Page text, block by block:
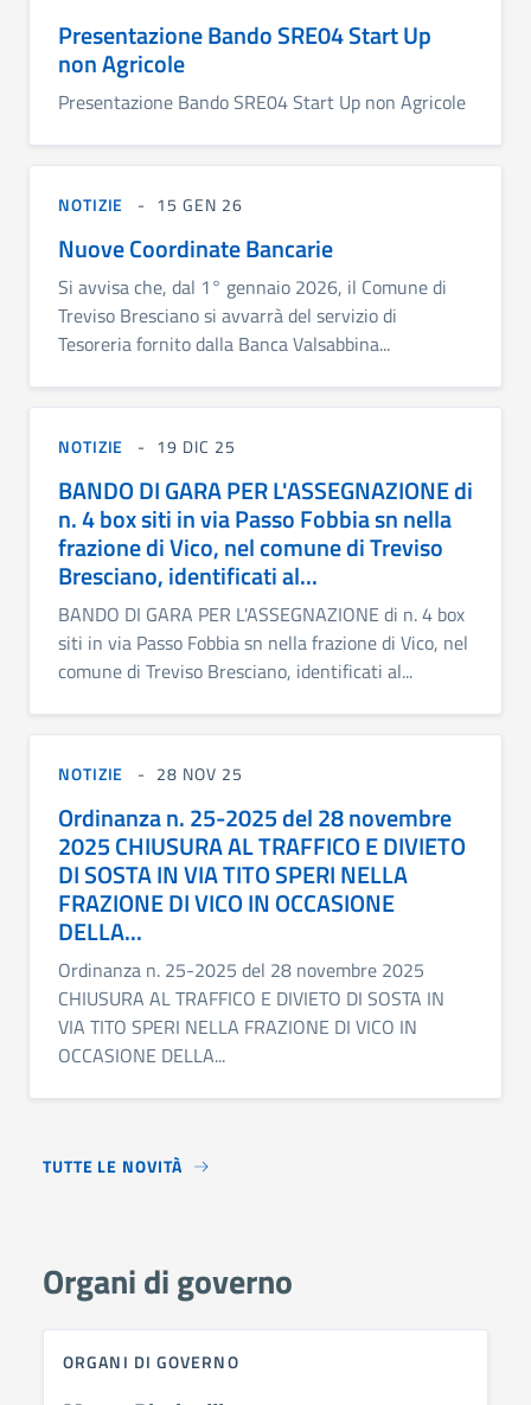
Presentazione Bando SRE04 Start Up
non Agricole
Presentazione Bando SRE04 Start Up non Agricole
NOTIZIE 15 GEN 26
Nuove Coordinate Bancarie
Si avvisa che, dal 1° gennaio 2026, il Comune di
Treviso Bresciano si avvarrà del servizio di
Tesoreria fornito dalla Banca Valsabbina...
NOTIZIE 19 DIC 25
BANDO DI GARA PER L'ASSEGNAZIONE di
n. 4 box siti in via Passo Fobbia sn nella
frazione di Vico, nel comune di Treviso
Bresciano, identificati al...
BANDO DI GARA PER L'ASSEGNAZIONE di n. 4 box
siti in via Passo Fobbia sn nella frazione di Vico, nel
comune di Treviso Bresciano, identificati al...
NOTIZIE 28 NOV 25
Ordinanza n. 25-2025 del 28 novembre
2025 CHIUSURA AL TRAFFICO E DIVIETO
DI SOSTA IN VIA TITO SPERI NELLA
FRAZIONE DI VICO IN OCCASIONE
DELLA...
Ordinanza n. 25-2025 del 28 novembre 2025
CHIUSURA AL TRAFFICO E DIVIETO DI SOSTA IN
VIA TITO SPERI NELLA FRAZIONE DI VICO IN
OCCASIONE DELLA...
TUTTE LE NOVITÀ
Organi di governo
ORGANI DI GOVERNO